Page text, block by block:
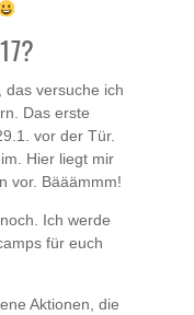
das versuche ich
Das erste
vor der Tür.
Hier liegt mir
vor. Bääämmm!
Ich werde
für euch
Aktionen, die